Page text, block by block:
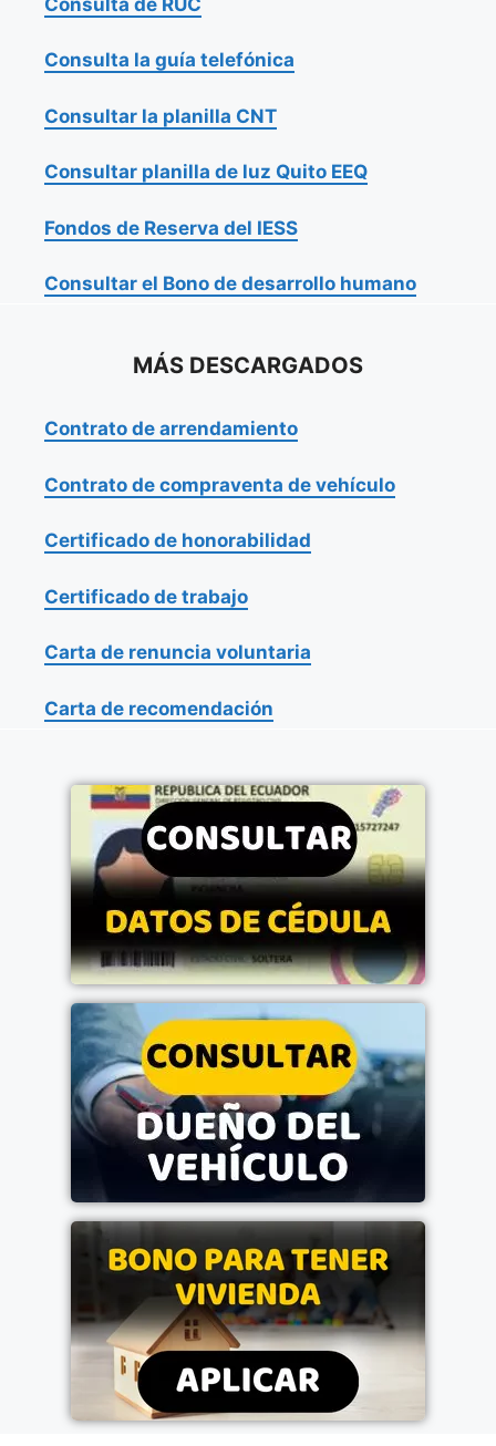
Consulta la guía telefónica
Consultar la planilla CNT
Consultar planilla de luz Quito EEQ
Fondos de Reserva del IESS
Consultar el Bono de desarrollo humano
MÁS DESCARGADOS
Contrato de arrendamiento
Contrato de compraventa de vehículo
Certificado de honorabilidad
Certificado de trabajo
Carta de renuncia voluntaria
Carta de recomendación